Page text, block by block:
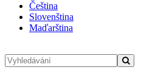
Čeština
Slovenština
Maďarština